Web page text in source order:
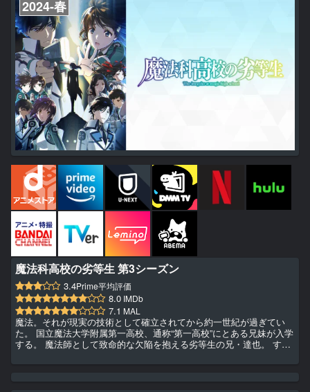
2024-春
魔法科高校の劣等生 第3シーズン
3.4Prime平均評価
8.0 IMDb
7.1 MAL
魔法。それが現実の技術として確立されてから約一世紀が過ぎてい
た。 国立魔法大学附属第一高校、通称“第一高校”にとある兄妹が入学
する。 魔法師として致命的な欠陥を抱える劣等生の兄・達也。 すべ
動の日々だった。 政治結社《ブランシュ》の襲撃。 九校戦への香港